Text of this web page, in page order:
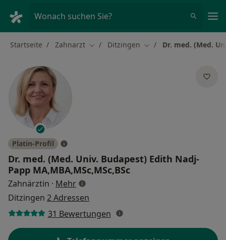
Wonach suchen Sie?
Startseite Zahnarzt Stadt ändern
Ditzingen Stadt ändern
Dr. med. (Med.
Platin-Profil
Dr. med. (Med. Univ. Budapest) Edith Nadj-
Papp MA,MBA,MSc,MSc,BSc
Zahnärztin · Mehrüber Spezialisierungen
Ditzingen 2 Adressen
31 Bewertungen